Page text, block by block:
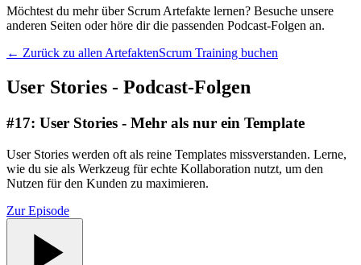
Möchtest du mehr über Scrum Artefakte lernen? Besuche unsere
anderen Seiten oder höre dir die passenden Podcast-Folgen an.
← Zurück zu allen ArtefaktenScrum Training buchen
User Stories - Podcast-Folgen
#17: User Stories - Mehr als nur ein Template
User Stories werden oft als reine Templates missverstanden. Lerne,
wie du sie als Werkzeug für echte Kollaboration nutzt, um den
Nutzen für den Kunden zu maximieren.
Zur Episode